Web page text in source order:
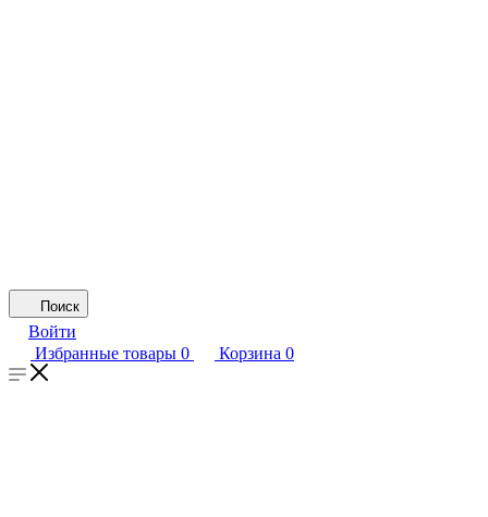
Поиск
Войти
Избранные товары 0 Корзина 0